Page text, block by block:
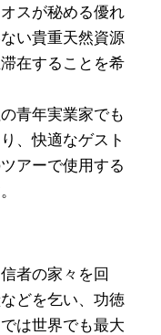
スが秘める優れ
い貴重天然資源
在することを希
青年実業家でも
、快適なゲスト
アーで使用する
者の家々を回
どを乞い、功徳
は世界でも最大